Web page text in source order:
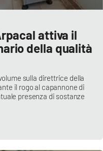
attiva il
della qualità
sulla direttrice della
il rogo al capannone di
presenza di sostanze